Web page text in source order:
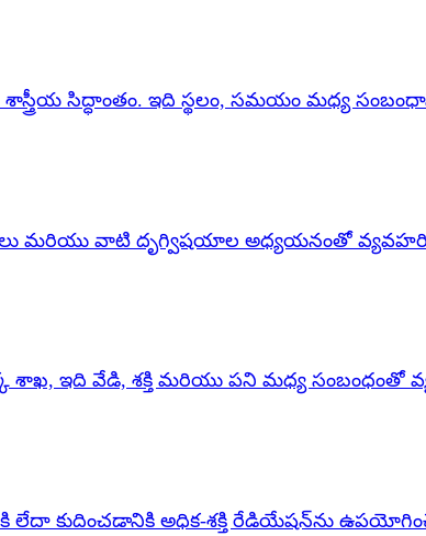
శాస్త్రీయ సిద్ధాంతం. ఇది స్థలం, సమయం మధ్య
మరియు వాటి దృగ్విషయాల అధ్యయనంతో
శాఖ, ఇది వేడి, శక్తి మరియు పని మధ్య సంబంధంతో
కుదించడానికి అధిక-శక్తి రేడియేషన్‌ను